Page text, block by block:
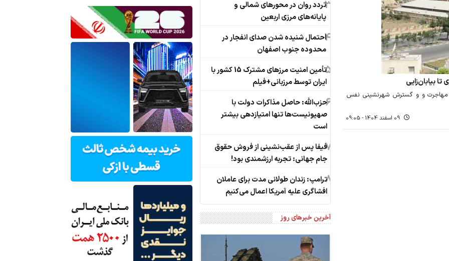
بیابان‌زایی
مهاجرت و و گسترش شهرنشینی نفس
3تردد روان در محورهای شمالی و
پایانه‌های مرزی اربعین
4احتمال شنیده شدن صدای انفجار در
محدوده جنوب اصفهان
5
تأمین امنیت مرزهای مشترک 15 کشور با
ایران توسط مرزبانی+فیلم
6حزب‌الله: حاصل مذاکرات دولت با
صهیونیست‌ها تنها امتیازدهی‌ بیشتر
است
7فیفا پس از عقب‌نشینی از فروش حقوق
جام جهانی: تجربه ارزشمندی بود!
8ترامپ: زندان طولانی مدت برای عاملان
افشاگری‌ علیه آمریکا اعمال می‌کنیم
آخرین خبرهای روز